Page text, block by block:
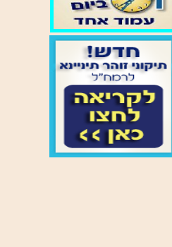
התפילות
בימות
החול
שחרית -נץ החמה
- 19:00
ערבית- 20:00